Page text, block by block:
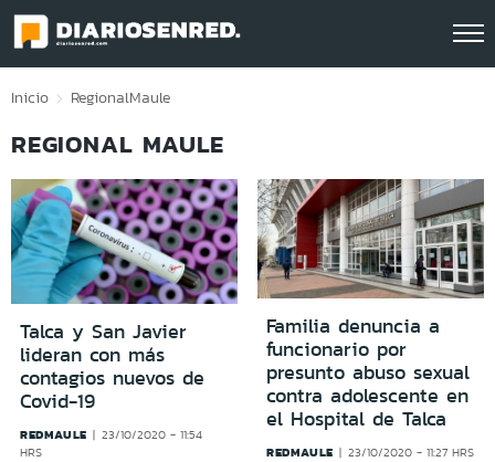
Click acá para ir directamente al contenido
Inicio RegionalMaule
REGIONAL MAULE
Talca y San Javier
lideran con más
contagios nuevos de
Covid-19
REDMAULE
23/10/2020 - 11:54
HRS
Familia denuncia a
funcionario por
presunto abuso sexual
contra adolescente en
el Hospital de Talca
REDMAULE 23/10/2020 - 11:27 HRS